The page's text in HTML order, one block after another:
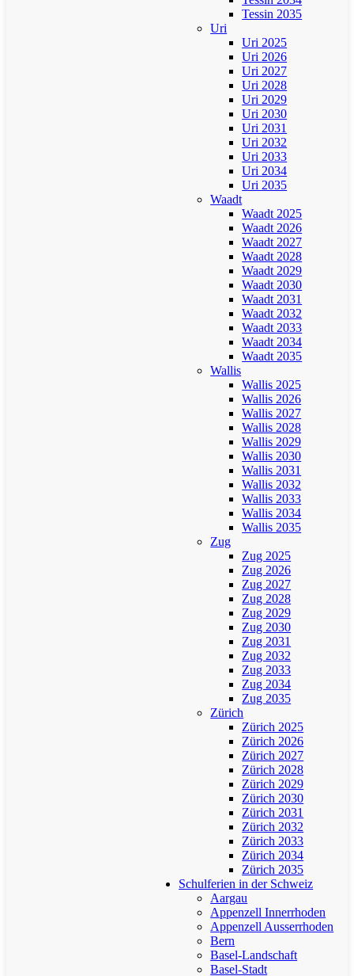
Tessin 2035
Uri
Uri 2025
Uri 2026
Uri 2027
Uri 2028
Uri 2029
Uri 2030
Uri 2031
Uri 2032
Uri 2033
Uri 2034
Uri 2035
Waadt
Waadt 2025
Waadt 2026
Waadt 2027
Waadt 2028
Waadt 2029
Waadt 2030
Waadt 2031
Waadt 2032
Waadt 2033
Waadt 2034
Waadt 2035
Wallis
Wallis 2025
Wallis 2026
Wallis 2027
Wallis 2028
Wallis 2029
Wallis 2030
Wallis 2031
Wallis 2032
Wallis 2033
Wallis 2034
Wallis 2035
Zug
Zug 2025
Zug 2026
Zug 2027
Zug 2028
Zug 2029
Zug 2030
Zug 2031
Zug 2032
Zug 2033
Zug 2034
Zug 2035
Zürich
Zürich 2025
Zürich 2026
Zürich 2027
Zürich 2028
Zürich 2029
Zürich 2030
Zürich 2031
Zürich 2032
Zürich 2033
Zürich 2034
Zürich 2035
Schulferien in der Schweiz
Aargau
Appenzell Innerrhoden
Appenzell Ausserrhoden
Bern
Basel-Landschaft
Basel-Stadt